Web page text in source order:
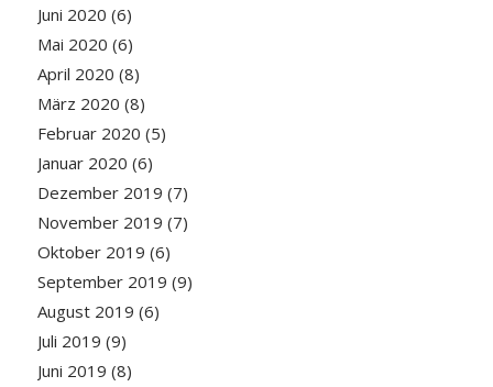
Juni 2020 (6)
Mai 2020 (6)
April 2020 (8)
März 2020 (8)
Februar 2020 (5)
Januar 2020 (6)
Dezember 2019 (7)
November 2019 (7)
Oktober 2019 (6)
September 2019 (9)
August 2019 (6)
Juli 2019 (9)
Juni 2019 (8)